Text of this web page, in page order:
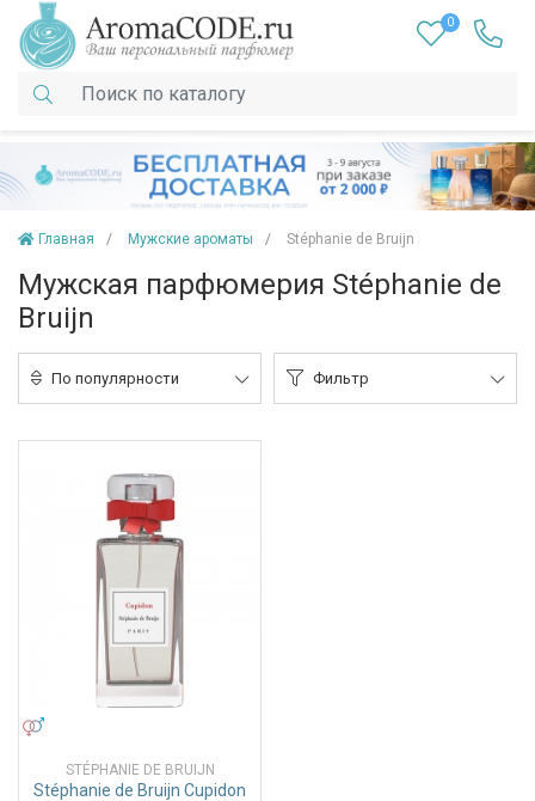
0
Главная Мужские ароматы Stéphanie de Bruijn
Мужская парфюмерия Stéphanie de
Bruijn
По популярности Фильтр
STÉPHANIE DE BRUIJN
Stéphanie de Bruijn Cupidon